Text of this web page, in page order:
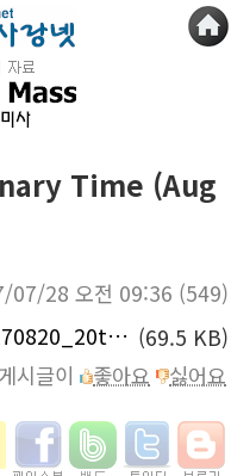
Time (Aug
07/28 오전 09:36 (549)
20170820_20th_Sunday.doc (69.5 KB)
시글이
좋아요 싫어요